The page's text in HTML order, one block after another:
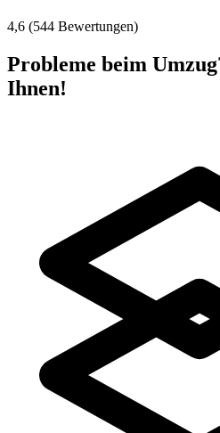
4,6 (544 Bewertungen)
Probleme beim
Ihnen!